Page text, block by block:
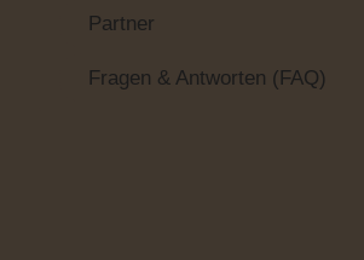
Partner
Fragen & Antworten (FAQ)